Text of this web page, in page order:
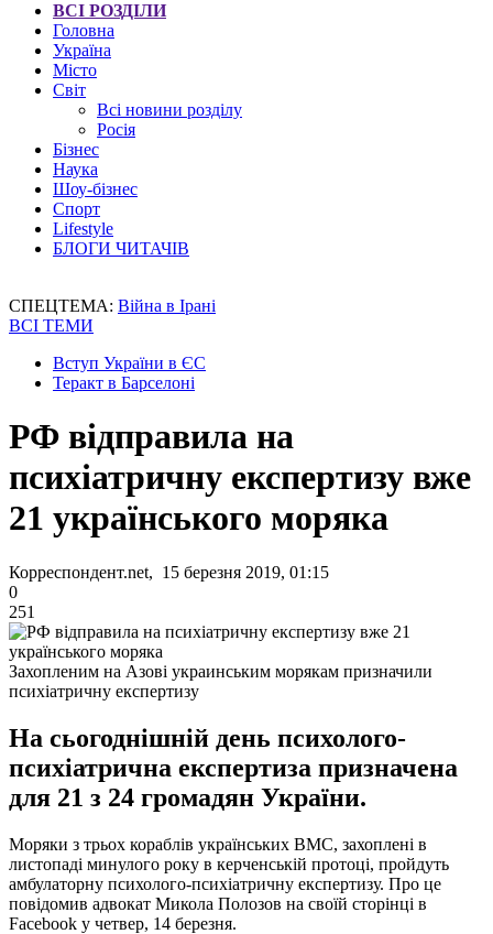
ВСІ РОЗДІЛИ
Головна
Україна
Місто
Світ
Всі новини розділу
Росія
Бізнес
Наука
Шоу-бізнес
Спорт
Lifestyle
БЛОГИ ЧИТАЧІВ
СПЕЦТЕМА: Війна в Ірані
ВСІ ТЕМИ
Вступ України в ЄС
Теракт в Барселоні
РФ відправила на
психіатричну експертизу вже
21 українського моряка
Корреспондент.net, 15 березня 2019, 01:15
0
251
Захопленим на Азові украинським морякам призначили
психіатричну експертизу
На сьогоднішній день психолого-
психіатрична експертиза призначена
для 21 з 24 громадян України.
Моряки з трьох кораблів українських ВМС, захоплені в
листопаді минулого року в керченській протоці, пройдуть
амбулаторну психолого-психіатричну експертизу. Про це
повідомив адвокат Микола Полозов на своїй сторінці в
Facebook у четвер, 14 березня.